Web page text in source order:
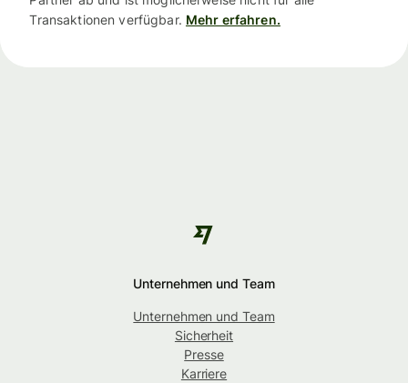
Transaktionen verfügbar. Mehr erfahren.
Unternehmen und Team
Unternehmen und Team
Sicherheit
Presse
Karriere